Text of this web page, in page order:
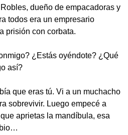
dueño de empacadoras y
todos era un empresario
prisión con corbata.
¿Estás oyéndote? ¿Qué
así?
que eras tú. Vi a un muchacho
sobrevivir. Luego empecé a
aprietas la mandíbula, esa